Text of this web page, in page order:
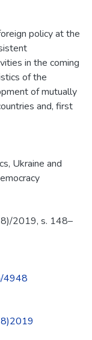
policy at the
in the coming
of the
of mutually
and, first
, Ukraine and
2019, s. 148–
4948